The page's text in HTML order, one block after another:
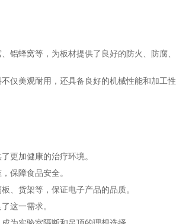
铝蜂窝等，为板材提供了良好的防火、防腐、
仅美观耐用，还具备良好的机械性能和加工性
更加健康的治疗环境。
保障食品安全。
、货架等，保证电子产品的品质。
这一需求。